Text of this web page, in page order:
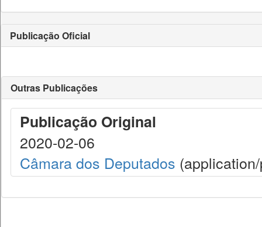
Publicação Oficial
Outras Publicações
Publicação Original
2020-02-06
Câmara dos Deputados